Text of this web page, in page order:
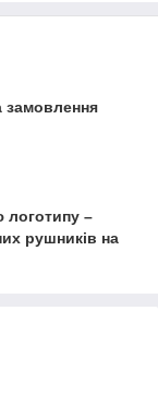
замовлення
–
рушників на